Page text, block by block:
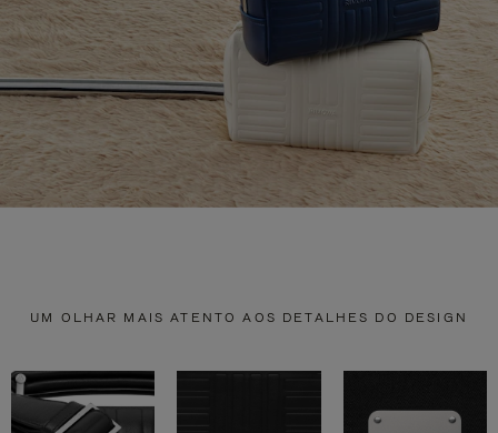
UM OLHAR MAIS ATENTO AOS DETALHES DO DESIGN